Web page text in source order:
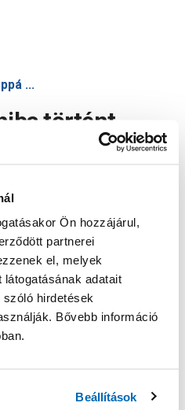
Ön hozzájárul,
partnerei
el, melyek
adatait
hirdetések
Bővebb információ
Beállítások
...
történt